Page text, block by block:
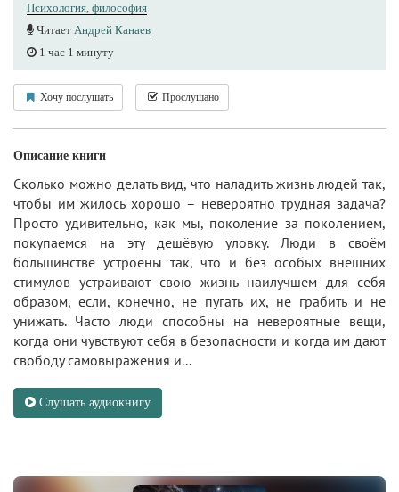
Психология, философия
Читает Андрей Канаев
1 час 1 минуту
Хочу послушать Прослушано
Описание книги
Сколько можно делать вид, что наладить жизнь людей так,
чтобы им жилось хорошо – невероятно трудная задача?
Просто удивительно, как мы, поколение за поколением,
покупаемся на эту дешёвую уловку. Люди в своём
большинстве устроены так, что и без особых внешних
стимулов устраивают свою жизнь наилучшем для себя
образом, если, конечно, не пугать их, не грабить и не
унижать. Часто люди способны на невероятные вещи,
когда они чувствуют себя в безопасности и когда им дают
свободу самовыражения и...
Слушать аудиокнигу